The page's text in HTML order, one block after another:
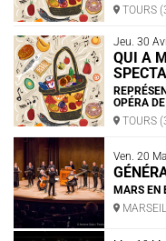
TOURS
Jeu. 30
QUI A
OPÉRA
TOURS
Ven. 20
MARS EN